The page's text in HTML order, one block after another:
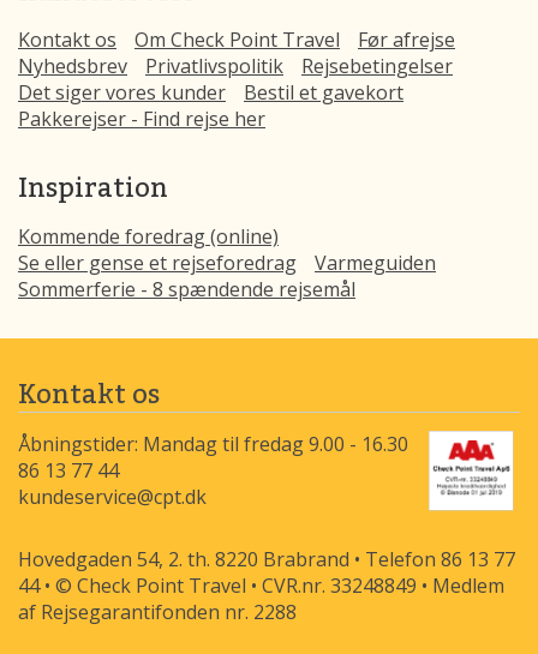
Kontakt os Om Check Point Travel
Før afrejse
Nyhedsbrev
Privatlivspolitik
Rejsebetingelser
Det siger vores kunder
Bestil et gavekort
Pakkerejser - Find rejse her
Inspiration
Kommende foredrag (online)
Se eller gense et rejseforedrag
Varmeguiden
Sommerferie - 8 spændende rejsemål
Kontakt os
Åbningstider: Mandag til fredag 9.00 - 16.30
86 13 77 44
kundeservice@cpt.dk
Hovedgaden 54, 2. th. 8220 Brabrand • Telefon 86 13 77
44 • © Check Point Travel • CVR.nr. 33248849 • Medlem
af Rejsegarantifonden nr. 2288